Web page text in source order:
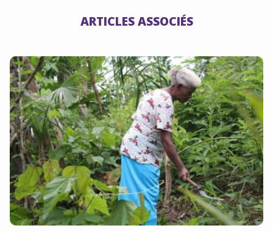
ARTICLES ASSOCIÉS